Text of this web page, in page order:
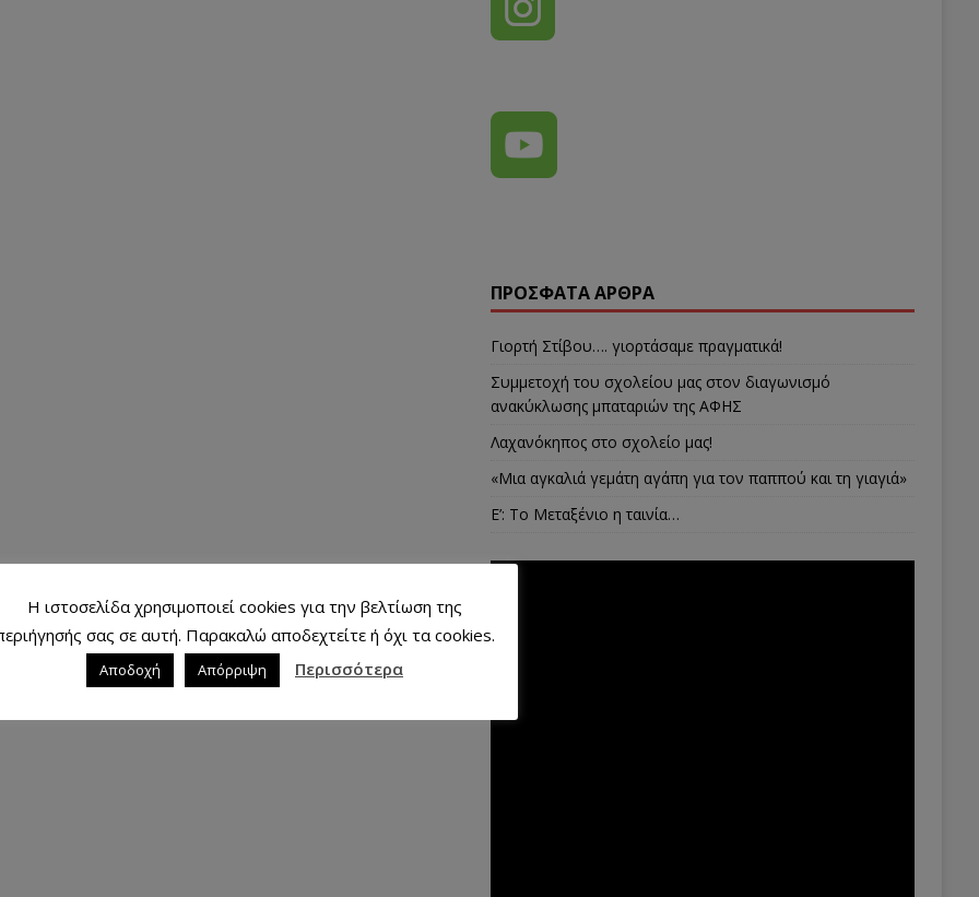
ΠΡΌΣΦΑΤΑ ΆΡΘΡΑ
Γιορτή Στίβου…. γιορτάσαμε πραγματικά!
Συμμετοχή του σχολείου μας στον διαγωνισμό
ανακύκλωσης μπαταριών της ΑΦΗΣ
Λαχανόκηπος στο σχολείο μας!
«Μια αγκαλιά γεμάτη αγάπη για τον παππού και τη γιαγιά»
E’: Το Μεταξένιο η ταινία…
Η ιστοσελίδα χρησιμοποιεί cookies για την βελτίωση της
σας σε αυτή. Παρακαλώ αποδεχτείτε ή όχι τα cookies.
Αποδοχή Απόρριψη Περισσότερα